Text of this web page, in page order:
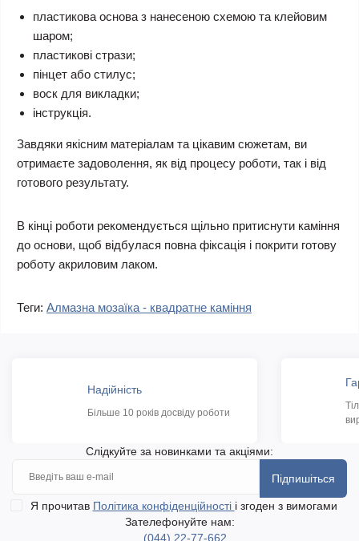
пластикова основа з нанесеною схемою та клейовим
шаром;
пластикові стрази;
пінцет або стилус;
воск для викладки;
інструкція.
Завдяки якісним матеріалам та цікавим сюжетам, ви
отримаєте задоволення, як від процесу роботи, так і від
готового результату.
В кінці роботи рекомендується щільно притиснути каміння
до основи, щоб відбулася повна фіксація і покрити готову
роботу акриловим лаком.
Теги: Алмазна мозаїка - квадратне каміння
Надійність
Більше 10 років досвіду роботи
Слідкуйте за новинками та акціями:
Підпишіться
Я прочитав Політика конфіденційності і згоден з вимогами
Зателефонуйте нам:
(044) 22-77-662